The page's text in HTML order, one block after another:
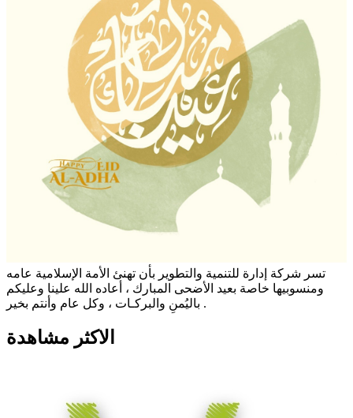
تسر شركة إدارة للتنمية والتطوير بأن تهنئ الأمة الإسلامية عامه
ومنسوبيها خاصة بعيد الأضحى المبارك ، أعاده الله علينا وعليكم
باليُمنِ والبركـات ، وكل عام وأنتم بخير .
الاكثر مشاهدة